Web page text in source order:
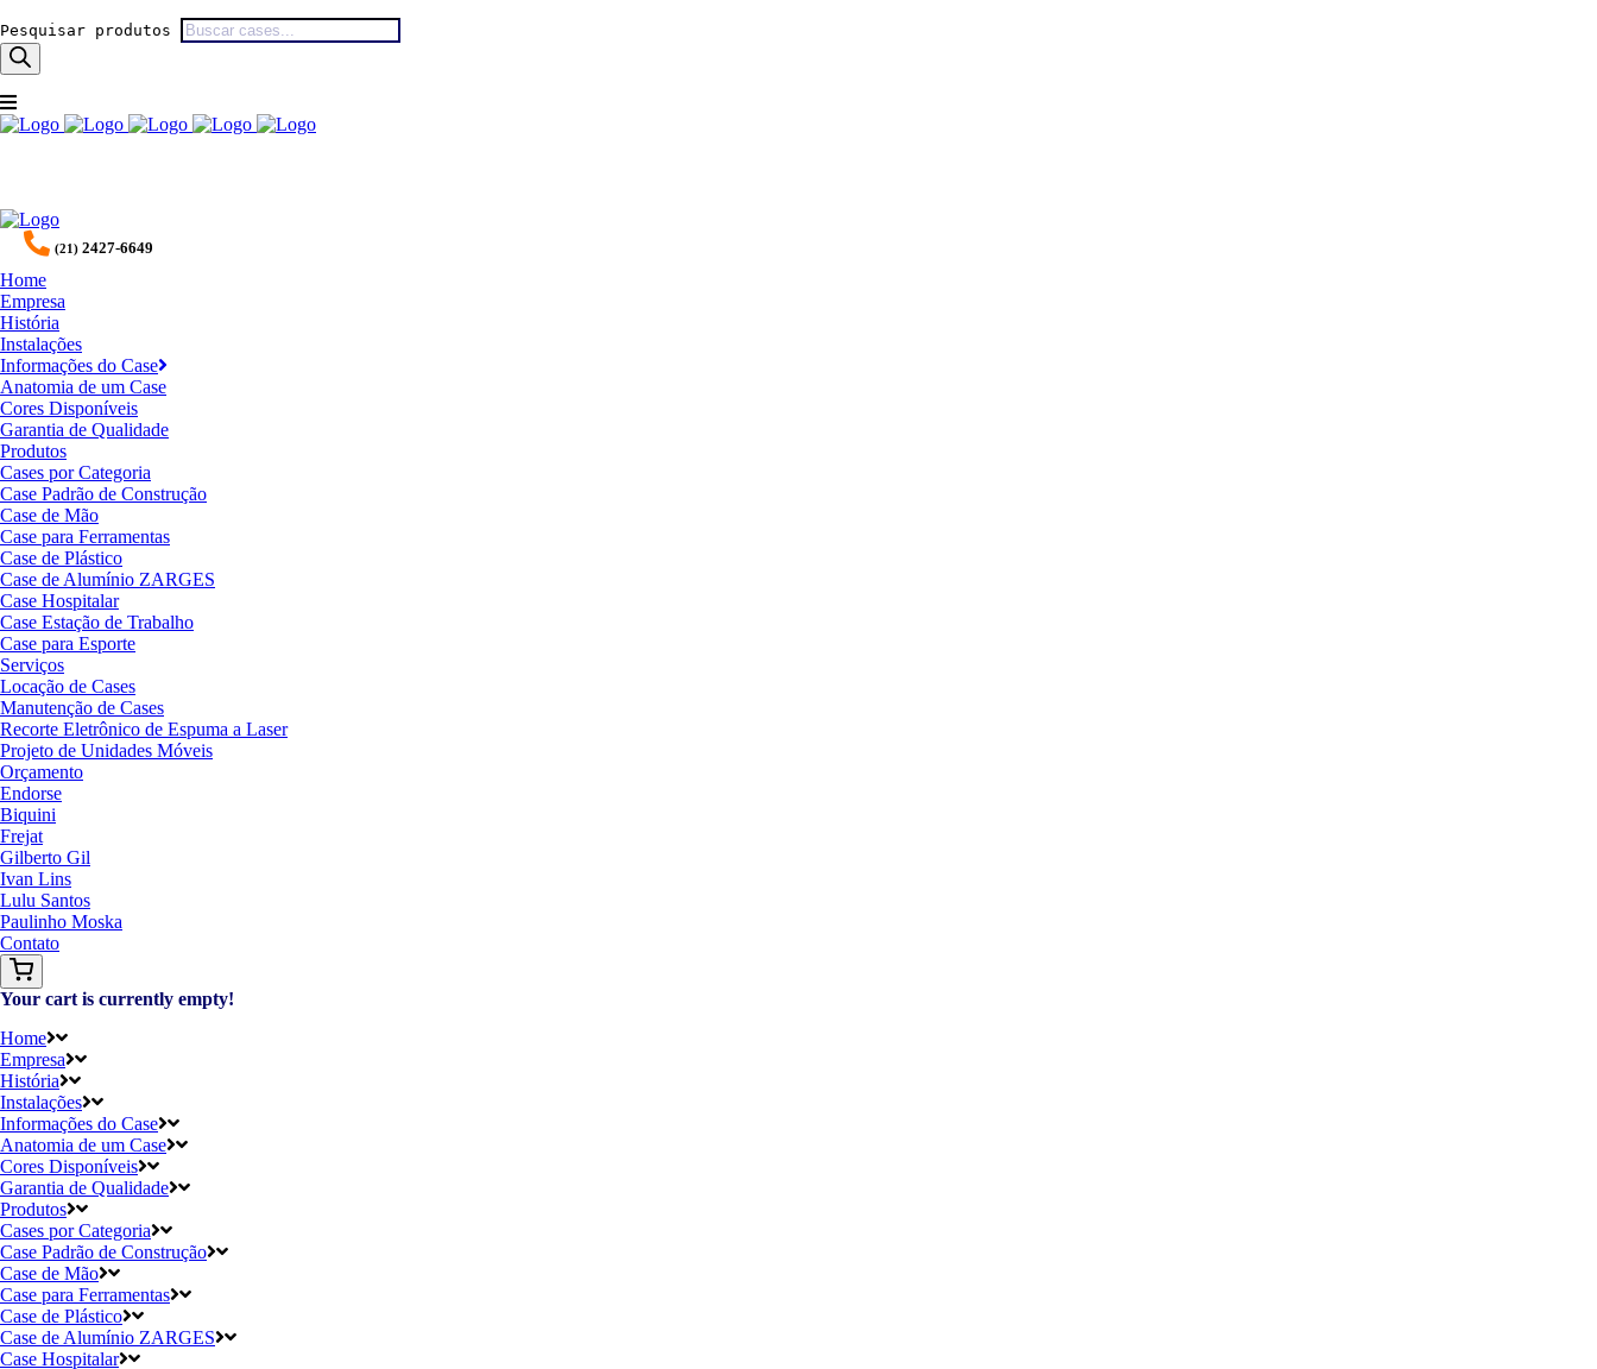
Pesquisar produtos
(21) 2427-6649
Home
Empresa
História
Instalações
Informações do Case
Anatomia de um Case
Cores Disponíveis
Garantia de Qualidade
Produtos
Cases por Categoria
Case Padrão de Construção
Case de Mão
Case para Ferramentas
Case de Plástico
Case de Alumínio ZARGES
Case Hospitalar
Case Estação de Trabalho
Case para Esporte
Serviços
Locação de Cases
Manutenção de Cases
Recorte Eletrônico de Espuma a Laser
Projeto de Unidades Móveis
Orçamento
Endorse
Biquini
Frejat
Gilberto Gil
Ivan Lins
Lulu Santos
Paulinho Moska
Contato
Your cart is currently empty!
Home
Empresa
História
Instalações
Informações do Case
Anatomia de um Case
Cores Disponíveis
Garantia de Qualidade
Produtos
Cases por Categoria
Case Padrão de Construção
Case de Mão
Case para Ferramentas
Case de Plástico
Case de Alumínio ZARGES
Case Hospitalar